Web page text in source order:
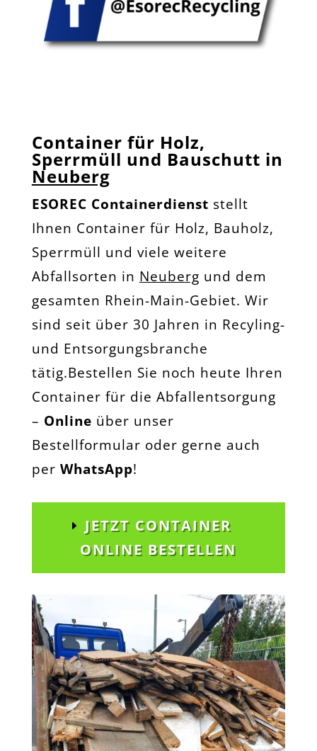
Container für Holz,
Sperrmüll und Bauschutt in
Neuberg
ESOREC Containerdienst stellt
Ihnen Container für Holz, Bauholz,
Sperrmüll und viele weitere
Abfallsorten in Neuberg und dem
gesamten Rhein-Main-Gebiet. Wir
sind seit über 30 Jahren in Recyling-
und Entsorgungsbranche
tätig.Bestellen Sie noch heute Ihren
Container für die Abfallentsorgung
– Online über unser
Bestellformular oder gerne auch
per WhatsApp!
JETZT CONTAINER
ONLINE BESTELLEN